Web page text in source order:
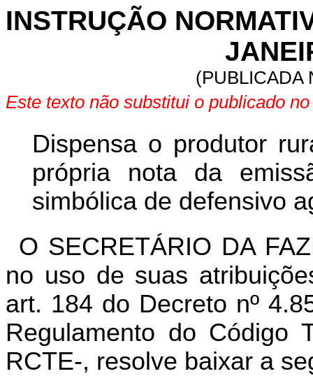
INSTRUÇÃO
(PUBLICADA
Este texto não substitui o publicado
Dispensa o produtor
própria nota da
simbólica de defensivo
O SECRETÁRIO DA
no uso de suas
art. 184 do Decreto nº
Regulamento do Código
RCTE-, resolve baixar a